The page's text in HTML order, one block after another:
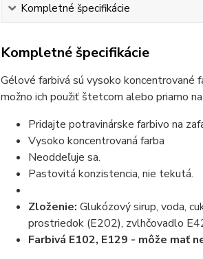
Kompletné špecifikácie
Kompletné špecifikácie
Gélové farbivá sú vysoko koncentrované
možno ich použiť štetcom alebo priamo
Pridajte potravinárske farbivo na
Vysoko koncentrovaná farba
Neoddeľuje sa.
Pastovitá konzistencia, nie tekutá.
Zloženie: Glukózový sirup, voda,
prostriedok (E202), zvlhčovadlo
Farbivá E102, E129 - môže mať